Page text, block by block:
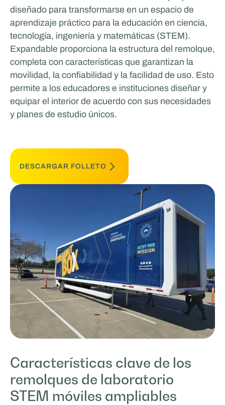
diseñado para transformarse en un espacio de
aprendizaje práctico para la educación en ciencia,
tecnología, ingeniería y matemáticas (STEM).
Expandable proporciona la estructura del remolque,
completa con características que garantizan la
movilidad, la confiabilidad y la facilidad de uso. Esto
permite a los educadores e instituciones diseñar y
equipar el interior de acuerdo con sus necesidades
y planes de estudio únicos.
DESCARGAR FOLLETO
Características clave de los
remolques de laboratorio
STEM móviles ampliables